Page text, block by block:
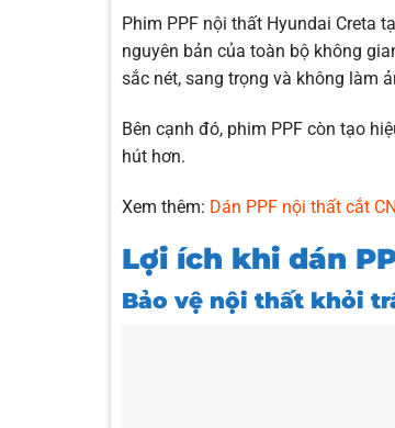
Phim PPF nội thất Hyundai Creta
nguyên bản của toàn bộ không
sắc nét, sang trọng và không làm
Bên cạnh đó, phim PPF còn tạo
hút hơn.
Xem thêm: Dán PPF nội thất cắt
Lợi ích khi dán
Bảo vệ nội thất khỏi